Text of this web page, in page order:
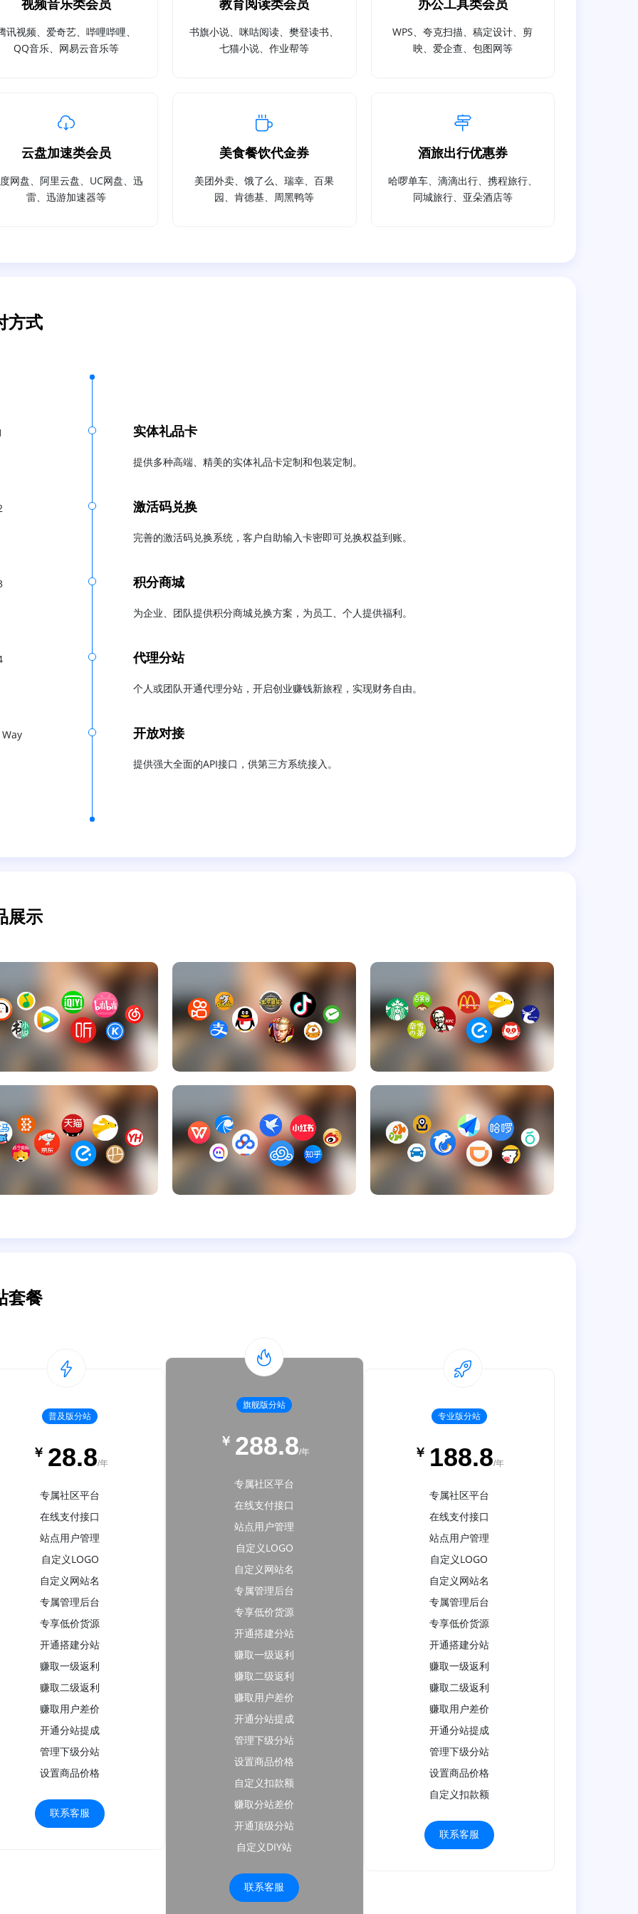
视频音乐类会员
讯视频、爱奇艺、哔哩哔哩、
QQ音乐、网易云音乐等
教育阅读类会员
书旗小说、咪咕阅读、樊登读书、
七猫小说、作业帮等
办公工具类会员
WPS、夸克扫描、稿定设计、剪
映、爱企查、包图网等
云盘加速类会员
网盘、阿里云盘、UC网盘、迅
雷、迅游加速器等
美食餐饮代金券
美团外卖、饿了么、瑞幸、百果
园、肯德基、周黑鸭等
酒旅出行优惠券
哈啰单车、滴滴出行、携程旅行、
同城旅行、亚朵酒店等
方式
实体礼品卡
提供多种高端、精美的实体礼品卡定制和包装定制。
激活码兑换
完善的激活码兑换系统，客户自助输入卡密即可兑换权益到账。
积分商城
为企业、团队提供积分商城兑换方案，为员工、个人提供福利。
代理分站
个人或团队开通代理分站，开启创业赚钱新旅程，实现财务自由。
开放对接
提供强大全面的API接口，供第三方系统接入。
展示
套餐
普及版分站
￥ 28.8/年
专属社区平台
在线支付接口
站点用户管理
自定义LOGO
自定义网站名
专属管理后台
专享低价货源
开通搭建分站
赚取一级返利
赚取二级返利
赚取用户差价
开通分站提成
管理下级分站
设置商品价格
联系客服
旗舰版分站
￥ 288.8/年
专属社区平台
在线支付接口
站点用户管理
自定义LOGO
自定义网站名
专属管理后台
专享低价货源
开通搭建分站
赚取一级返利
赚取二级返利
赚取用户差价
开通分站提成
管理下级分站
设置商品价格
自定义扣款额
赚取分站差价
开通顶级分站
自定义DIY站
联系客服
专业版分站
￥ 188.8/年
专属社区平台
在线支付接口
站点用户管理
自定义LOGO
自定义网站名
专属管理后台
专享低价货源
开通搭建分站
赚取一级返利
赚取二级返利
赚取用户差价
开通分站提成
管理下级分站
设置商品价格
自定义扣款额
联系客服